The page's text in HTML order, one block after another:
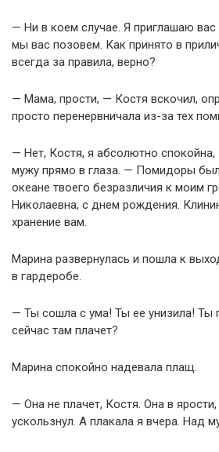
— Ни в коем случае. Я приглашаю вас
мы вас позовем. Как принято в
всегда за правила, верно?
— Мама, прости, — Костя вскочил,
просто перенервничала из-за тех
— Нет, Костя, я абсолютно
мужу прямо в глаза. — Помидоры
океане твоего безразличия к моим
Николаевна, с днем рождения.
хранение вам.
Марина развернулась и пошла к
в гардеробе.
— Ты сошла с ума! Ты ее унизила! Ты
сейчас там плачет?
Марина спокойно надевала плащ.
— Она не плачет, Костя. Она в
ускользнул. А плакала я вчера. Над